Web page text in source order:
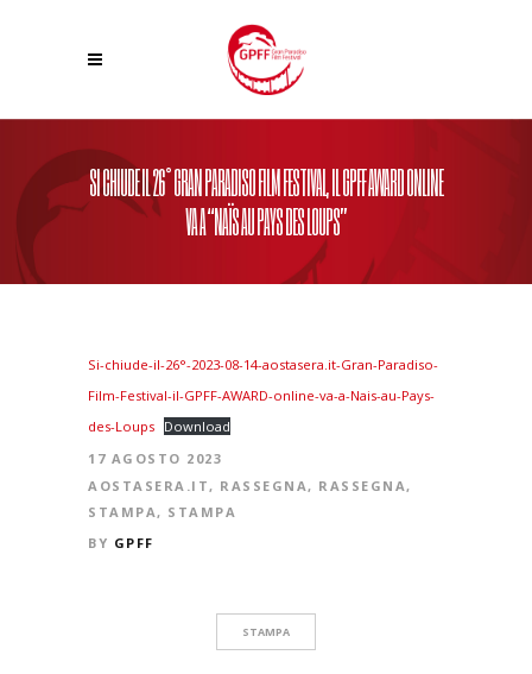
SI CHIUDE IL 26° GRAN PARADISO FILM FESTIVAL, IL GPFF AWARD ONLINE
VA A “NAÏS AU PAYS DES LOUPS”
Si-chiude-il-26°-2023-08-14-aostasera.it-Gran-Paradiso-
Film-Festival-il-GPFF-AWARD-online-va-a-Nais-au-Pays-
des-Loups Download
17 AGOSTO 2023
AOSTASERA.IT , RASSEGNA , RASSEGNA ,
STAMPA , STAMPA
BY GPFF
STAMPA